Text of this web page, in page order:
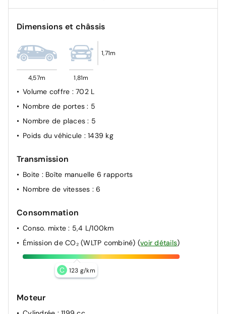
dans la voie
Système de surveillance de l'attention du conducteur
My Safety Switch (bouton de déconnexion des aides à
la conduite)
Radars de recul
Reconnaissance des panneaux de signalisation avec
alerte de survitesse
Détection de perte de pression des pneus
Système de freinage d'urgence avancé (piéton, deux-
Verrouillage centralisée
ABS
Dimensions et châssis
4,57m 1,81m
1,71m
Volume coffre : 702 L
Nombre de portes: 5
Nombre de places: 5
Poids du véhicule : 1439 kg
Transmission
Boite : Boîte manuelle 6 rapports
Nombre de vitesses : 6
Consommation
Conso. mixte: 5,4 L/100km
Émission de CO₂ (WLTP combiné) (voir détails)
C 123 g/km
Moteur